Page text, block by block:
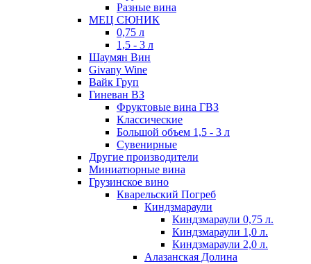
Разные вина
МЕЦ СЮНИК
0,75 л
1,5 - 3 л
Шаумян Вин
Givany Wine
Вайк Груп
Гиневан ВЗ
Фруктовые вина ГВЗ
Классические
Большой объем 1,5 - 3 л
Сувенирные
Другие производители
Миниатюрные вина
Грузинское вино
Кварельский Погреб
Киндзмараули
Киндзмараули 0,75 л.
Киндзмараули 1,0 л.
Киндзмараули 2,0 л.
Алазанская Долина